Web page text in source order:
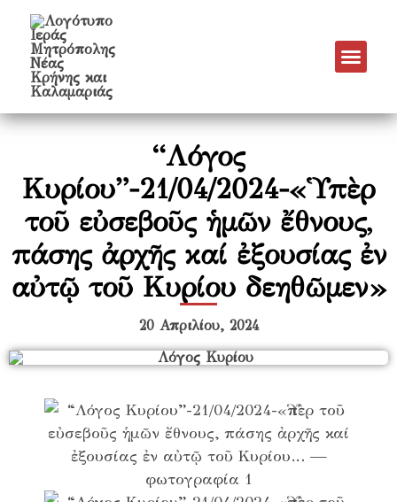
“Λόγος
Κυρίου”-21/04/2024-«Ὑπὲρ
τοῦ εὐσεβοῦς ἡµῶν ἔθνους,
πάσης ἀρχῆς καί ἐξουσίας ἐν
αὐτῷ τοῦ Κυρίου δεηθῶµεν»
20 Απριλίου, 2024